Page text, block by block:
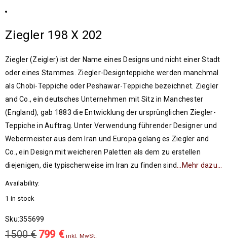
Ziegler 198 X 202
Ziegler (Zeigler) ist der Name eines Designs und nicht einer Stadt
oder eines Stammes. Ziegler-Designteppiche werden manchmal
als Chobi-Teppiche oder Peshawar-Teppiche bezeichnet. Ziegler
and Co., ein deutsches Unternehmen mit Sitz in Manchester
(England), gab 1883 die Entwicklung der ursprünglichen Ziegler-
Teppiche in Auftrag. Unter Verwendung führender Designer und
Webermeister aus dem Iran und Europa gelang es Ziegler and
Co., ein Design mit weicheren Paletten als dem zu erstellen
diejenigen, die typischerweise im Iran zu finden sind…Mehr dazu…
Availability:
1 in stock
Sku:355699
1500€799 € inkl. MwSt.